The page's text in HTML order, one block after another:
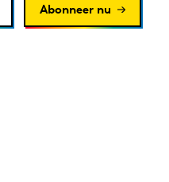
Abonneer nu